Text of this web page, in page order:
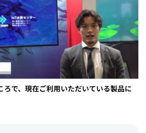
ろで、現在ご利用いただいている製品に